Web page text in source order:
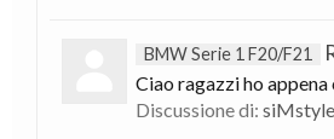
BMW Serie 1 F20/F21
Ciao ragazzi ho
Discussione di: siMstyle